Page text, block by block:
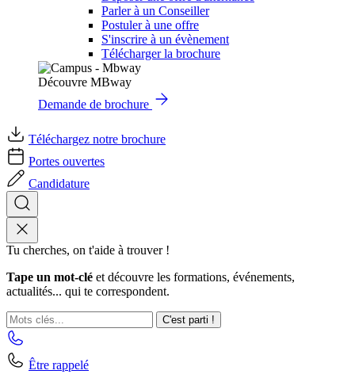
Parler à un Conseiller
Postuler à une offre
S'inscrire à un évènement
Télécharger la brochure
Découvre MBway
Demande de brochure
Téléchargez notre brochure
Portes ouvertes
Candidature
Tu cherches, on t'aide à trouver !
Tape un mot-clé et découvre les formations, événements,
actualités... qui te correspondent.
C'est parti !
Être rappelé